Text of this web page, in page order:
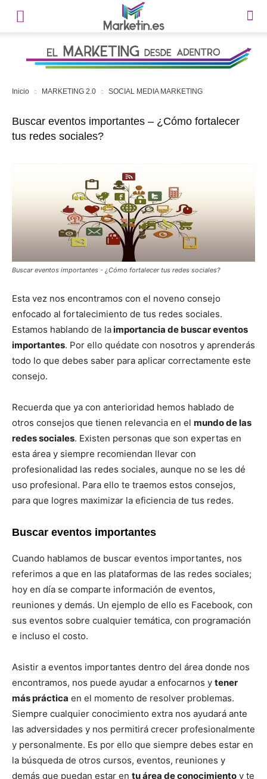
Inicio MARKETING 2.0 SOCIAL MEDIA MARKETING
Buscar eventos importantes – ¿Cómo fortalecer
tus redes sociales?
Buscar eventos importantes - ¿Cómo fortalecer tus redes sociales?
Esta vez nos encontramos con el noveno consejo
enfocado al fortalecimiento de tus redes sociales.
Estamos hablando de laimportancia de buscar eventos
importantes. Por ello quédate con nosotros y aprenderás
todo lo que debes saber para aplicar correctamente este
consejo.
Recuerda que ya con anterioridad hemos hablado de
otros consejos que tienen relevancia en el mundo de las
redes sociales. Existen personas que son expertas en
esta área y siempre recomiendan llevar con
profesionalidad las redes sociales, aunque no se les dé
uso profesional. Para ello te traemos estos consejos,
para que logres maximizar la eficiencia de tus redes.
Buscar eventos importantes
Cuando hablamos de buscar eventos importantes, nos
referimos a que en las plataformas de las redes sociales;
hoy en día se comparte información de eventos,
reuniones y demás. Un ejemplo de ello es Facebook, con
sus eventos sobre cualquier temática, con programación
e incluso el costo.
Asistir a eventos importantes dentro del área donde nos
encontramos, nos puede ayudar a enfocarnos y tener
más práctica en el momento de resolver problemas.
Siempre cualquier conocimiento extra nos ayudará ante
las adversidades y nos permitirá crecer profesionalmente
y personalmente. Es por ello que siempre debes estar en
la búsqueda de otros cursos, eventos, reuniones y
demás que puedan estar en tu área de conocimiento y te